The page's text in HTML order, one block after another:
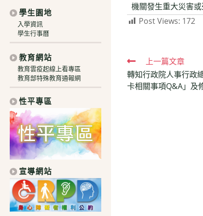
機關發生重大災害
Post Views: 172
Read
more
articles
上一篇文章
轉知行政院人事行政
卡相關事項Q&A」及
學生園地
入學資訊
學生行事曆
教育網站
教育雲疫起線上看專區
教育部特殊教育通報網
性平專區
宣導網站